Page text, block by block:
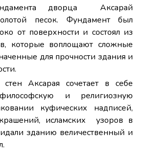
дворца Аксарай
песок. Фундамент был
от поверхности и состоял из
которые воплощают сложные
для прочности здания и
Аксарая сочетает в себе
и религиозную
куфических надписей,
исламских узоров в
зданию величественный и